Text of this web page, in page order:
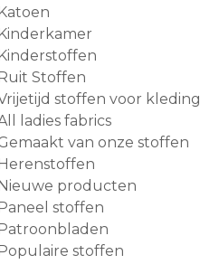
Stoffen
stoffen voor kleding
ladies fabrics
van onze stoffen
producten
stoffen
stoffen